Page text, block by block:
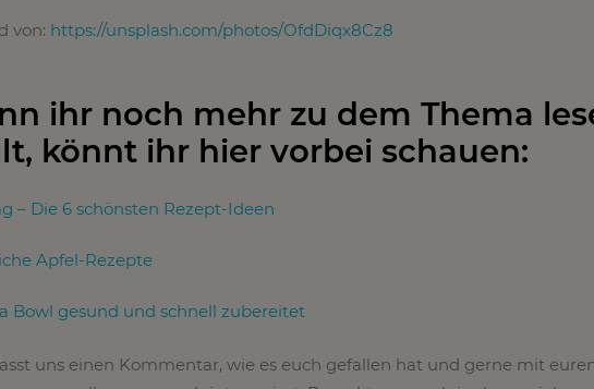
von: https://unsplash.com/photos/OfdDiqx8Cz8
ihr noch mehr zu dem Thema
könnt ihr hier vorbei schauen:
– Die 6 schönsten Rezept-Ideen
Apfel-Rezepte
Bowl gesund und schnell zubereitet
uns einen Kommentar, wie es euch gefallen hat und gerne mit